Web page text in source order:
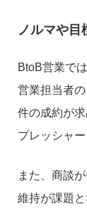
ノルマや目
BtoB営業で
営業担当者
件の成約が
プレッシャー
また、商談
維持が課題